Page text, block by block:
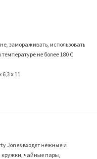
замораживать, использовать
не более 180 C
х 11
Jones входят нежные и
кружки, чайные пары,